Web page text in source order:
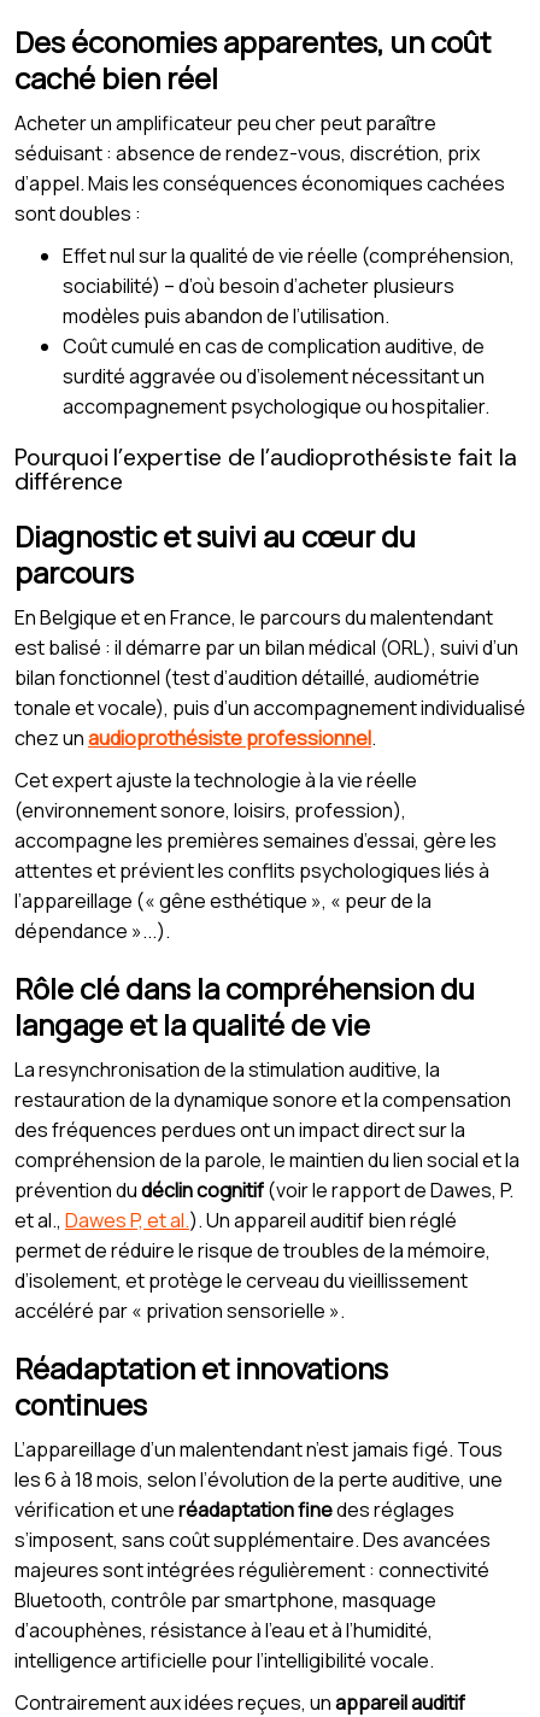
Des économies apparentes, un coût
caché bien réel
Acheter un amplificateur peu cher peut paraître
séduisant : absence de rendez-vous, discrétion, prix
d’appel. Mais les conséquences économiques cachées
sont doubles :
Effet nul sur la qualité de vie réelle (compréhension,
sociabilité) – d’où besoin d’acheter plusieurs
modèles puis abandon de l’utilisation.
Coût cumulé en cas de complication auditive, de
surdité aggravée ou d’isolement nécessitant un
accompagnement psychologique ou hospitalier.
Pourquoi l’expertise de l’audioprothésiste fait la
différence
Diagnostic et suivi au cœur du
parcours
En Belgique et en France, le parcours du malentendant
est balisé : il démarre par un bilan médical (ORL), suivi d’un
bilan fonctionnel (test d’audition détaillé, audiométrie
tonale et vocale), puis d’un accompagnement individualisé
chez unaudioprothésiste professionnel.
Cet expert ajuste la technologie à la vie réelle
(environnement sonore, loisirs, profession),
accompagne les premières semaines d’essai, gère les
attentes et prévient les conflits psychologiques liés à
l’appareillage (« gêne esthétique », « peur de la
dépendance »...).
Rôle clé dans la compréhension du
langage et la qualité de vie
La resynchronisation de la stimulation auditive, la
restauration de la dynamique sonore et la compensation
des fréquences perdues ont un impact direct sur la
compréhension de la parole, le maintien du lien social et la
prévention dudéclin cognitif(voir le rapport de Dawes, P.
et al., Dawes P, et al.). Un appareil auditif bien réglé
permet de réduire le risque de troubles de la mémoire,
d’isolement, et protège le cerveau du vieillissement
accéléré par « privation sensorielle ».
Réadaptation et innovations
continues
L’appareillage d’un malentendant n’est jamais figé. Tous
les 6 à 18 mois, selon l’évolution de la perte auditive, une
vérification et uneréadaptation finedes réglages
s’imposent, sans coût supplémentaire. Des avancées
majeures sont intégrées régulièrement : connectivité
Bluetooth, contrôle par smartphone, masquage
d’acouphènes, résistance à l’eau et à l’humidité,
intelligence artificielle pour l’intelligibilité vocale.
Contrairement aux idées reçues, unappareil auditif